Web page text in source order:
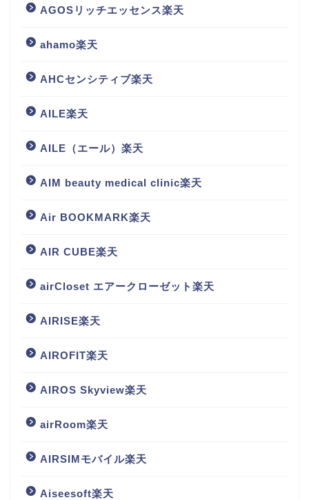
AGOSリッチエッセンス楽天
ahamo楽天
AHCセンシティブ楽天
AILE楽天
AILE（エール）楽天
AIM beauty medical clinic楽天
Air BOOKMARK楽天
AIR CUBE楽天
airCloset エアークローゼット楽天
AIRISE楽天
AIROFIT楽天
AIROS Skyview楽天
airRoom楽天
AIRSIMモバイル楽天
Aiseesoft楽天